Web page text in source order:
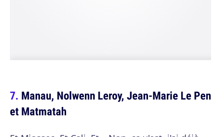
Manau, Nolwenn Leroy, Jean-Marie Le Pen
et Matmatah